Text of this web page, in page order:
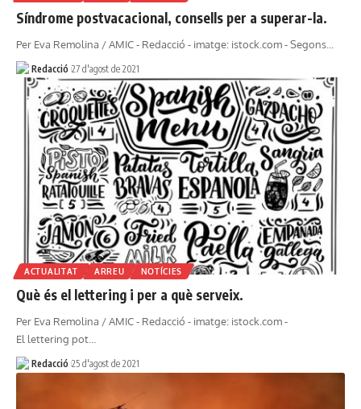
Síndrome postvacacional, consells per a superar-la.
Per Eva Remolina / AMIC - Redacció - imatge: istock.com - Segons…
Redacció 27 d'agost de 2021
ACTUALITAT ARREU NOTÍCIES
Què és el lettering i per a què serveix.
Per Eva Remolina / AMIC - Redacció - imatge: istock.com -
El lettering pot…
Redacció 25 d'agost de 2021